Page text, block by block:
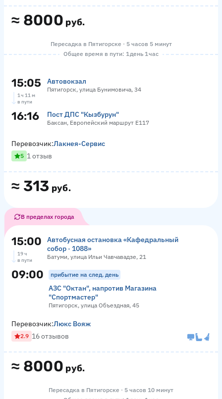
≈ 8000 руб.
Пересадка в Пятигорске · 5 часов 5 минут
Общее время в пути: 1 день 1 час
15:05 Автовокзал
Пятигорск, улица Бунимовича, 34
1 ч 11 м
в пути
16:16 Пост ДПС "Кызбурун"
Баксан, Европейский маршрут Е117
≈ 313 руб.
Перевозчик:Лакнея-Сервис
5 1 отзыв
В пределах города
15:00
Автобусная остановка «Кафедральный
собор · 1088»
Батуми, улица Ильи Чавчавадзе, 21
19 ч
в пути
09:00 прибытие на след. день
АЗС "Октан", напротив Магазина
"Спортмастер"
Пятигорск, улица Объездная, 45
≈ 8000 руб.
Перевозчик:Люкс Вояж
2.9 16 отзывов
Пересадка в Пятигорске · 5 часов 10 минут